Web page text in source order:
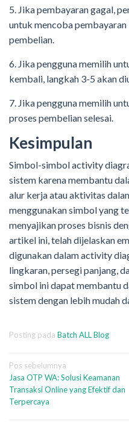
5. Jika pembayaran gagal,
untuk mencoba
pembelian.
6. Jika pengguna memilih
kembali, langkah 3-5 akan
7. Jika pengguna memilih
proses pembelian selesai.
Kesimpulan
Simbol-simbol activity
sistem karena membantu
alur kerja atau aktivitas
menggunakan simbol yang
menyajikan proses bisnis
artikel ini, telah dijelaskan
digunakan dalam activity
lingkaran, persegi panjang,
simbol ini dapat membantu
sistem dengan lebih mudah
Posting pada Batch ALL Blog
Navigasi
pos
Pos sebelumnya
Jasa OTP WA: Solusi Keamanan
Transaksi Online yang Efektif dan
Terpercaya